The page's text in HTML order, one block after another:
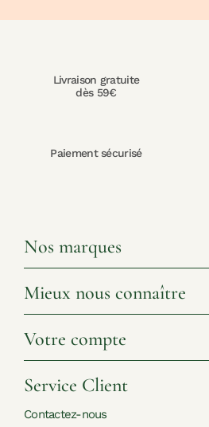
Livraison gratuite
dès 59€
Paiement sécurisé
Nos marques
Mieux nous connaître
Votre compte
Service Client
Contactez-nous